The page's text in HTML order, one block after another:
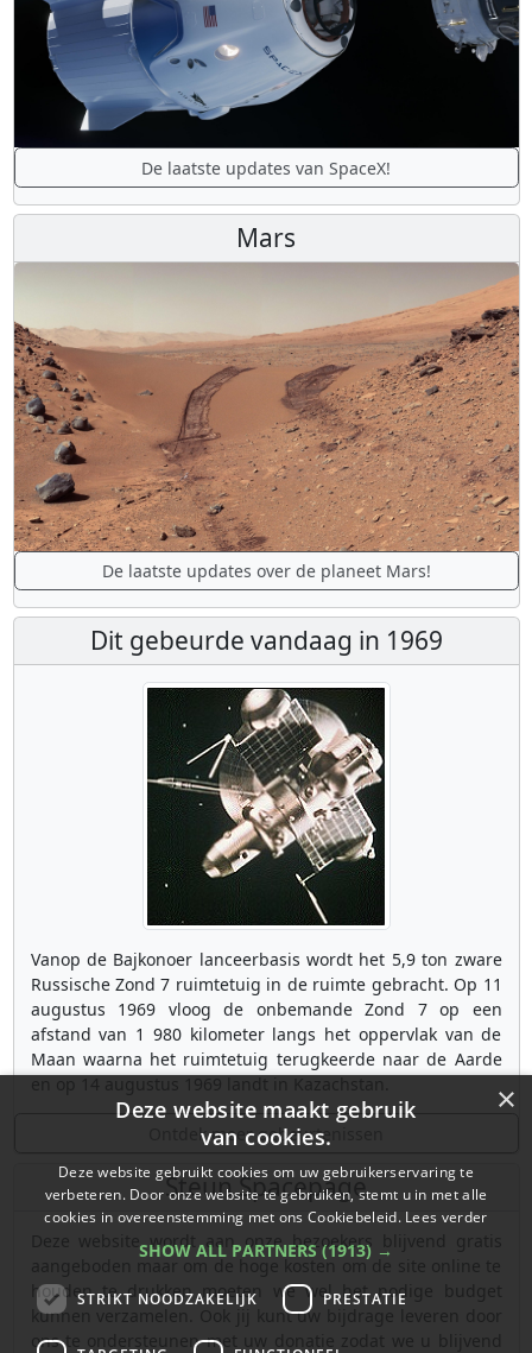
De laatste updates van SpaceX!
Mars
De laatste updates over de planeet Mars!
Dit gebeurde vandaag in 1969
Vanop de Bajkonoer lanceerbasis wordt het 5,9 ton zware
Russische Zond 7 ruimtetuig in de ruimte gebracht. Op 11
augustus 1969 vloog de onbemande Zond 7 op een
afstand van 1 980 kilometer langs het oppervlak van de
Maan waarna het ruimtetuig terugkeerde naar de Aarde
Ontdek meer gebeurtenissen
Steun Spacepage
Deze website wordt aan onze bezoekers blijvend gratis
aangeboden maar om de hoge kosten om de site online te
houden te drukken moeten we wel het nodige budget
kunnen verzamelen. Ook jij kunt uw bijdrage leveren door
ons te ondersteunen met uw donatie zodat we u blijvend
×
Deze website maakt gebruik
van cookies.
Deze website gebruikt cookies om uw gebruikerservaring te
verbeteren. Door onze website te gebruiken, stemt u in met alle
cookies in overeenstemming met ons Cookiebeleid. Lees verder
SHOW ALL PARTNERS (1913) →
STRIKT NOODZAKELIJK PRESTATIE